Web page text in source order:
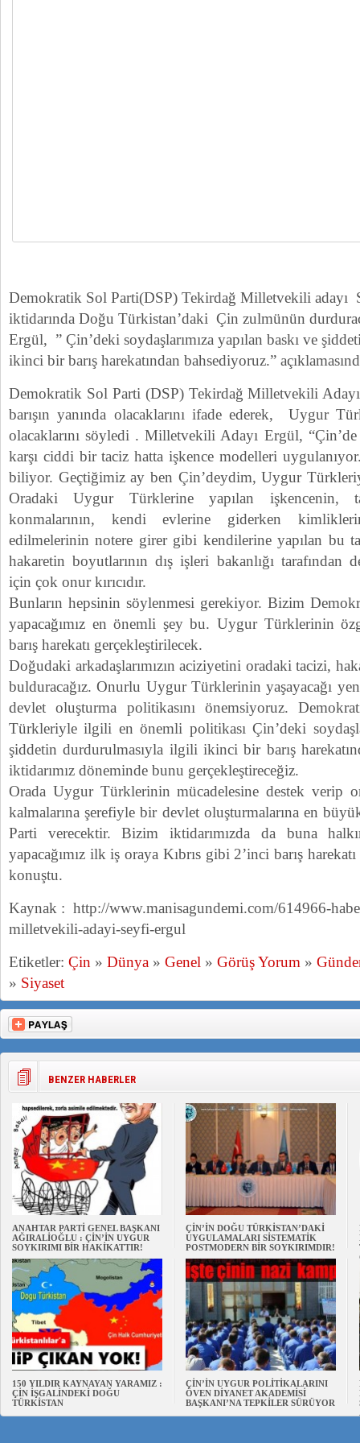
Demokratik Sol Parti(DSP) Tekirdağ Milletvekili adayı
iktidarında Doğu Türkistan’daki Çin zulmünün
Ergül, ” Çin’deki soydaşlarımıza yapılan baskı ve
ikinci bir barış harekatından bahsediyoruz.”
Demokratik Sol Parti (DSP) Tekirdağ Milletvekili
barışın yanında olacaklarını ifade ederek, Uygur
olacaklarını söyledi . Milletvekili Adayı Ergül, “Çin’de
karşı ciddi bir taciz hatta işkence modelleri
biliyor. Geçtiğimiz ay ben Çin’deydim, Uygur
Oradaki Uygur Türklerine yapılan işkencenin,
konmalarının, kendi evlerine giderken
edilmelerinin notere girer gibi kendilerine yapılan bu
hakaretin boyutlarının dış işleri bakanlığı tarafından
için çok onur kırıcıdır.
Bunların hepsinin söylenmesi gerekiyor. Bizim
yapacağımız en önemli şey bu. Uygur Türklerinin
barış harekatı gerçekleştirilecek.
Doğudaki arkadaşlarımızın aciziyetini oradaki tacizi,
bulduracağız. Onurlu Uygur Türklerinin yaşayacağı
devlet oluşturma politikasını önemsiyoruz.
Türkleriyle ilgili en önemli politikası Çin’deki
şiddetin durdurulmasıyla ilgili ikinci bir barış
iktidarımız döneminde bunu gerçekleştireceğiz.
Orada Uygur Türklerinin mücadelesine destek verip
kalmalarına şerefiyle bir devlet oluşturmalarına en
Parti verecektir. Bizim iktidarımızda da buna
yapacağımız ilk iş oraya Kıbrıs gibi 2’inci barış
konuştu.
Kaynak : http://www.manisagundemi.com/614966-
milletvekili-adayi-seyfi-ergul
Etiketler: Çin » Dünya » Genel » Görüş Yorum »
» Siyaset
BENZER HABERLER
ANAHTAR PARTİ GENEL BAŞKANI
AĞIRALİOĞLU : ÇİN’İN UYGUR
SOYKIRIMI BİR HAKİKATTIR!
ÇİN’İN DOĞU TÜRKİSTAN’DAKİ
UYGULAMALARI SİSTEMATİK
POSTMODERN BİR SOYKIRIMDIR!
150 YILDIR KAYNAYAN YARAMIZ :
ÇİN İŞGALİNDEKİ DOĞU
TÜRKİSTAN
ÇİN’İN UYGUR POLİTİKALARINI
ÖVEN DİYANET AKADEMİSİ
BAŞKANI’NA TEPKİLER SÜRÜYOR